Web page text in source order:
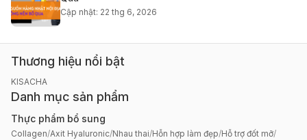
Cập nhật: 22 thg 6, 2026
Thương hiệu nổi bật
KISACHA
Danh mục sản phẩm
Thực phẩm bổ sung
Collagen/Axit Hyaluronic/Nhau thai/Hỗn hợp làm đẹp/Hỗ trợ đốt mỡ/